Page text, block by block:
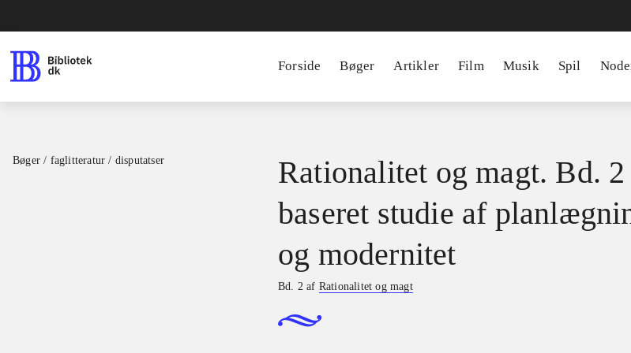
Forside Bøger Artikler Film Musik Spil
Bøger / faglitteratur / disputatser
Rationalitet og magt. Bd. 2
baseret studie af
og modernitet
Bd. 2 af Rationalitet og magt